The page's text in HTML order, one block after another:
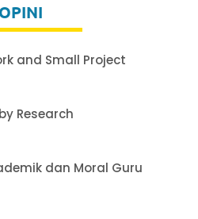
OPINI
and Small Project
Research
dan Moral Guru